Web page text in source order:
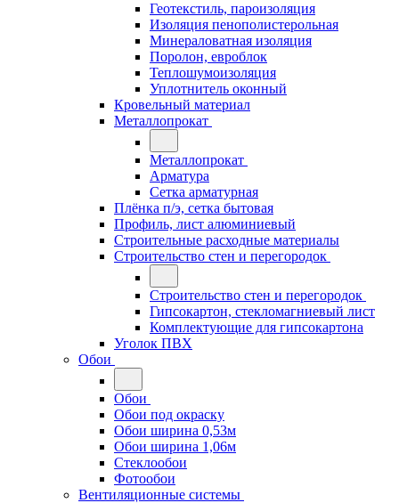
Геотекстиль, пароизоляция
Изоляция пенополистерольная
Минераловатная изоляция
Поролон, евроблок
Теплошумоизоляция
Уплотнитель оконный
Кровельный материал
Металлопрокат
Металлопрокат
Арматура
Сетка арматурная
Плёнка п/э, сетка бытовая
Профиль, лист алюминиевый
Строительные расходные материалы
Строительство стен и перегородок
Строительство стен и перегородок
Гипсокартон, стекломагниевый лист
Комплектующие для гипсокартона
Уголок ПВХ
Обои
Обои
Обои под окраску
Обои ширина 0,53м
Обои ширина 1,06м
Стеклообои
Фотообои
Вентиляционные системы